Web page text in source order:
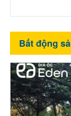
Bất động